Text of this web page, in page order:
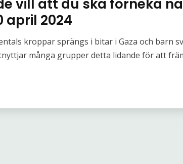
vill att du ska förneka
april 2024
kroppar sprängs i bitar i Gaza och barn
många grupper detta lidande för att